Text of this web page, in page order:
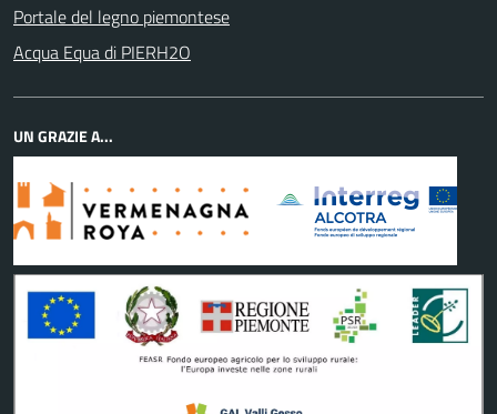
Portale del legno piemontese
Acqua Equa di PIERH2O
UN GRAZIE A...